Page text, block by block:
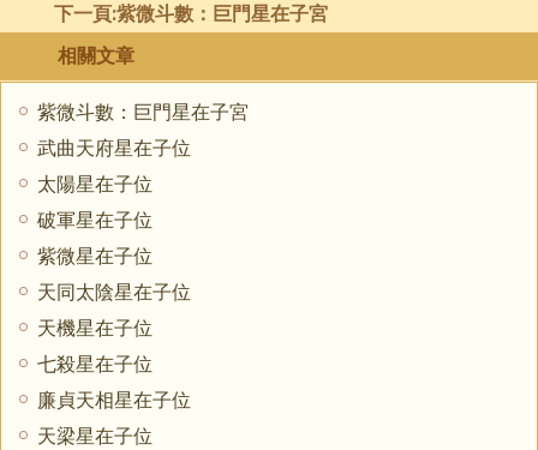
下一頁:紫微斗數：巨門星在子宮
相關文章
紫微斗數：巨門星在子宮
武曲天府星在子位
太陽星在子位
破軍星在子位
紫微星在子位
天同太陰星在子位
天機星在子位
七殺星在子位
廉貞天相星在子位
天梁星在子位